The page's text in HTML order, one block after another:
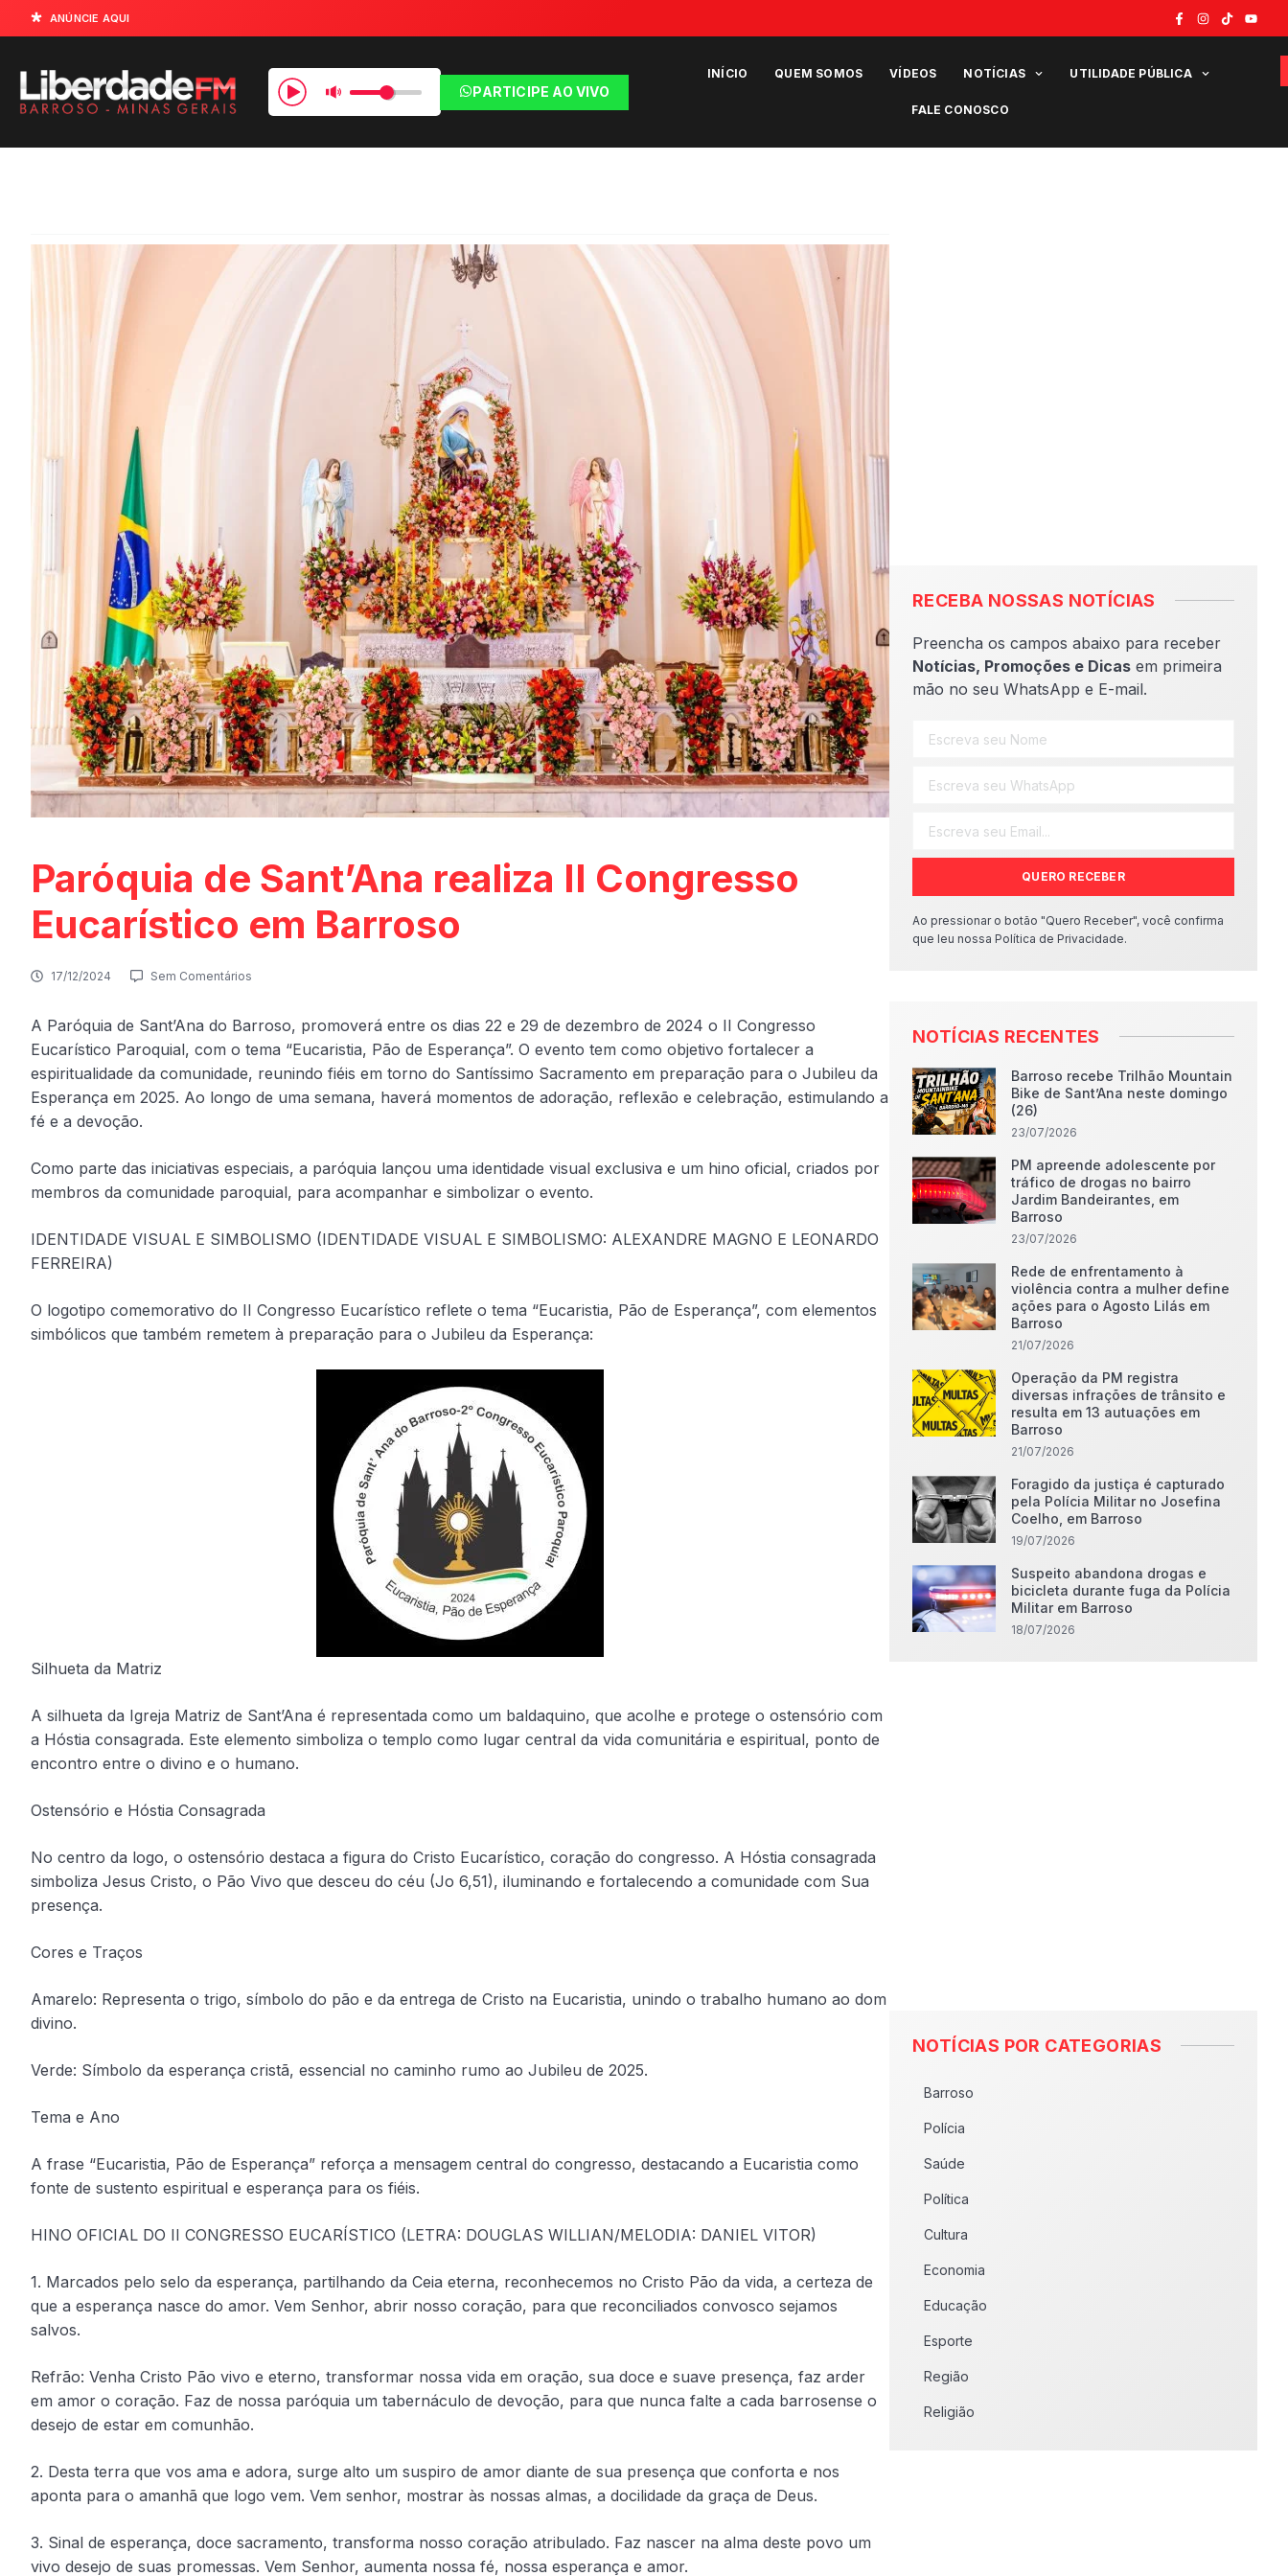
ANÚNCIE AQUI
PARTICIPE AO VIVO
INÍCIO QUEM SOMOS VÍDEOS NOTÍCIAS UTILIDADE PÚBLICA
FALE CONOSCO
Paróquia de Sant’Ana realiza II Congresso
Eucarístico em Barroso
17/12/2024 Sem Comentários
A Paróquia de Sant’Ana do Barroso, promoverá entre os dias 22 e 29 de dezembro de 2024 o II Congresso
Eucarístico Paroquial, com o tema “Eucaristia, Pão de Esperança”. O evento tem como objetivo fortalecer a
espiritualidade da comunidade, reunindo fiéis em torno do Santíssimo Sacramento em preparação para o Jubileu da
Esperança em 2025. Ao longo de uma semana, haverá momentos de adoração, reflexão e celebração, estimulando a
fé e a devoção.
Como parte das iniciativas especiais, a paróquia lançou uma identidade visual exclusiva e um hino oficial, criados por
membros da comunidade paroquial, para acompanhar e simbolizar o evento.
IDENTIDADE VISUAL E SIMBOLISMO (IDENTIDADE VISUAL E SIMBOLISMO: ALEXANDRE MAGNO E LEONARDO
FERREIRA)
O logotipo comemorativo do II Congresso Eucarístico reflete o tema “Eucaristia, Pão de Esperança”, com elementos
simbólicos que também remetem à preparação para o Jubileu da Esperança:
Silhueta da Matriz
A silhueta da Igreja Matriz de Sant’Ana é representada como um baldaquino, que acolhe e protege o ostensório com
a Hóstia consagrada. Este elemento simboliza o templo como lugar central da vida comunitária e espiritual, ponto de
encontro entre o divino e o humano.
Ostensório e Hóstia Consagrada
No centro da logo, o ostensório destaca a figura do Cristo Eucarístico, coração do congresso. A Hóstia consagrada
simboliza Jesus Cristo, o Pão Vivo que desceu do céu (Jo 6,51), iluminando e fortalecendo a comunidade com Sua
presença.
Cores e Traços
Amarelo: Representa o trigo, símbolo do pão e da entrega de Cristo na Eucaristia, unindo o trabalho humano ao dom
divino.
Verde: Símbolo da esperança cristã, essencial no caminho rumo ao Jubileu de 2025.
Tema e Ano
A frase “Eucaristia, Pão de Esperança” reforça a mensagem central do congresso, destacando a Eucaristia como
fonte de sustento espiritual e esperança para os fiéis.
HINO OFICIAL DO II CONGRESSO EUCARÍSTICO (LETRA: DOUGLAS WILLIAN/MELODIA: DANIEL VITOR)
1. Marcados pelo selo da esperança, partilhando da Ceia eterna, reconhecemos no Cristo Pão da vida, a certeza de
que a esperança nasce do amor. Vem Senhor, abrir nosso coração, para que reconciliados convosco sejamos
salvos.
Refrão: Venha Cristo Pão vivo e eterno, transformar nossa vida em oração, sua doce e suave presença, faz arder
em amor o coração. Faz de nossa paróquia um tabernáculo de devoção, para que nunca falte a cada barrosense o
desejo de estar em comunhão.
2. Desta terra que vos ama e adora, surge alto um suspiro de amor diante de sua presença que conforta e nos
aponta para o amanhã que logo vem. Vem senhor, mostrar às nossas almas, a docilidade da graça de Deus.
3. Sinal de esperança, doce sacramento, transforma nosso coração atribulado. Faz nascer na alma deste povo um
vivo desejo de suas promessas. Vem Senhor, aumenta nossa fé, nossa esperança e amor.
RECEBA NOSSAS NOTÍCIAS
Preencha os campos abaixo para receber
Notícias, Promoções e Dicas em primeira
mão no seu WhatsApp e E-mail.
QUERO RECEBER
Ao pressionar o botão "Quero Receber", você confirma
que leu nossa Política de Privacidade.
NOTÍCIAS RECENTES
Barroso recebe Trilhão Mountain
Bike de Sant’Ana neste domingo
(26)
23/07/2026
PM apreende adolescente por
tráfico de drogas no bairro
Jardim Bandeirantes, em
Barroso
23/07/2026
Rede de enfrentamento à
violência contra a mulher define
ações para o Agosto Lilás em
Barroso
21/07/2026
Operação da PM registra
diversas infrações de trânsito e
resulta em 13 autuações em
Barroso
21/07/2026
Foragido da justiça é capturado
pela Polícia Militar no Josefina
Coelho, em Barroso
19/07/2026
Suspeito abandona drogas e
bicicleta durante fuga da Polícia
Militar em Barroso
18/07/2026
NOTÍCIAS POR CATEGORIAS
Barroso
Polícia
Saúde
Política
Cultura
Economia
Educação
Esporte
Região
Religião